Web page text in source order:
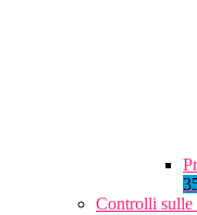
Controlli sulle